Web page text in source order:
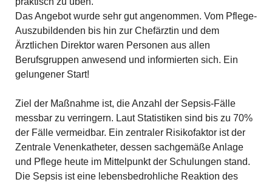
Das Angebot wurde sehr gut angenommen. Vom Pflege-
Auszubildenden bis hin zur Chefärztin und dem
Ärztlichen Direktor waren Personen aus allen
Berufsgruppen anwesend und informierten sich. Ein
gelungener Start!
Ziel der Maßnahme ist, die Anzahl der Sepsis-Fälle
messbar zu verringern. Laut Statistiken sind bis zu 70%
der Fälle vermeidbar. Ein zentraler Risikofaktor ist der
Zentrale Venenkatheter, dessen sachgemäße Anlage
und Pflege heute im Mittelpunkt der Schulungen stand.
Die Sepsis ist eine lebensbedrohliche Reaktion des